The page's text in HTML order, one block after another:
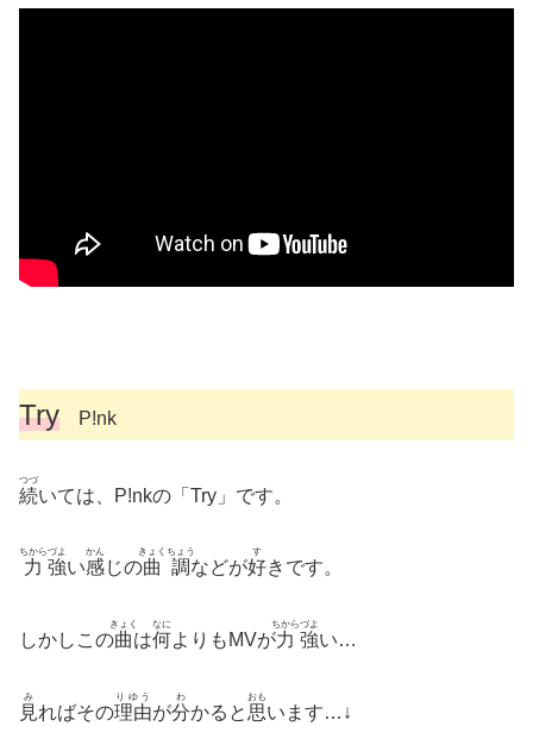
Try P!nk
続
つづ
いては、P!nkの「Try」です。
力
ちから
強
づよ
い感
かん
じの曲調
きょくちょう
などが好
す
きです。
しかしこの曲
きょく
は何
なに
よりもMVが力
ちから
強
づよ
い…
見
み
ればその理由
りゆう
が分
わ
かると 思
おも
います…↓